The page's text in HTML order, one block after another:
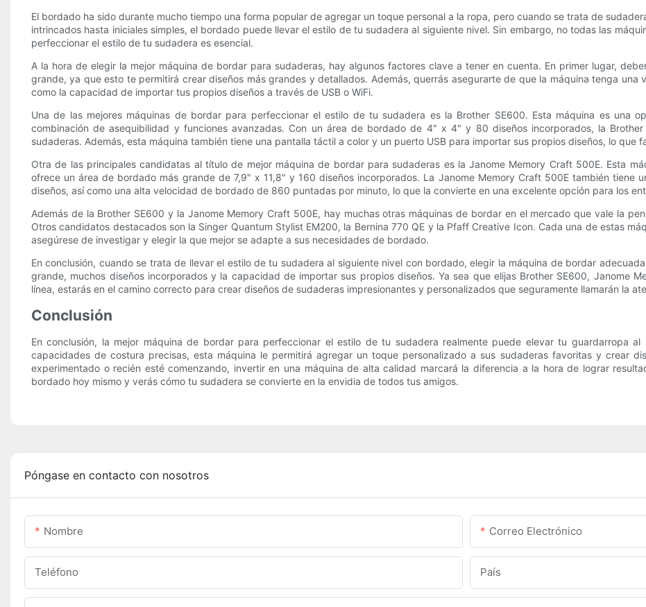
El bordado ha sido durante mucho tiempo una forma popular de agregar un toque personal a la ropa, pero cuando se trata de
intrincados hasta iniciales simples, el bordado puede llevar el estilo de tu sudadera al siguiente nivel. Sin embargo, no todas las
perfeccionar el estilo de tu sudadera es esencial.
A la hora de elegir la mejor máquina de bordar para sudaderas, hay algunos factores clave a tener en cuenta. En primer lugar,
grande, ya que esto te permitirá crear diseños más grandes y detallados. Además, querrás asegurarte de que la máquina tenga
como la capacidad de importar tus propios diseños a través de USB o WiFi.
Una de las mejores máquinas de bordar para perfeccionar el estilo de tu sudadera es la Brother SE600. Esta máquina es una
combinación de asequibilidad y funciones avanzadas. Con un área de bordado de 4" x 4" y 80 diseños incorporados, la
sudaderas. Además, esta máquina también tiene una pantalla táctil a color y un puerto USB para importar sus propios diseños, lo que
Otra de las principales candidatas al título de mejor máquina de bordar para sudaderas es la Janome Memory Craft 500E. Esta
ofrece un área de bordado más grande de 7,9" x 11,8" y 160 diseños incorporados. La Janome Memory Craft 500E también tiene
diseños, así como una alta velocidad de bordado de 860 puntadas por minuto, lo que la convierte en una excelente opción para los
Además de la Brother SE600 y la Janome Memory Craft 500E, hay muchas otras máquinas de bordar en el mercado que vale la
Otros candidatos destacados son la Singer Quantum Stylist EM200, la Bernina 770 QE y la Pfaff Creative Icon. Cada una de estas
asegúrese de investigar y elegir la que mejor se adapte a sus necesidades de bordado.
En conclusión, cuando se trata de llevar el estilo de tu sudadera al siguiente nivel con bordado, elegir la máquina de bordar
grande, muchos diseños incorporados y la capacidad de importar sus propios diseños. Ya sea que elijas Brother SE600, Janome
línea, estarás en el camino correcto para crear diseños de sudaderas impresionantes y personalizados que seguramente llamarán la
Conclusión
En conclusión, la mejor máquina de bordar para perfeccionar el estilo de tu sudadera realmente puede elevar tu guardarropa
capacidades de costura precisas, esta máquina le permitirá agregar un toque personalizado a sus sudaderas favoritas y crear
experimentado o recién esté comenzando, invertir en una máquina de alta calidad marcará la diferencia a la hora de lograr
bordado hoy mismo y verás cómo tu sudadera se convierte en la envidia de todos tus amigos.
Póngase en contacto con nosotros
Nombre Correo Electrónico
Teléfono País